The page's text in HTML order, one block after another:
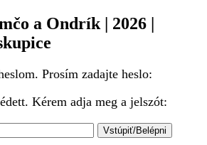
a Ondrík | 2026 |
Prosím zadajte heslo:
Kérem adja meg a jelszót: